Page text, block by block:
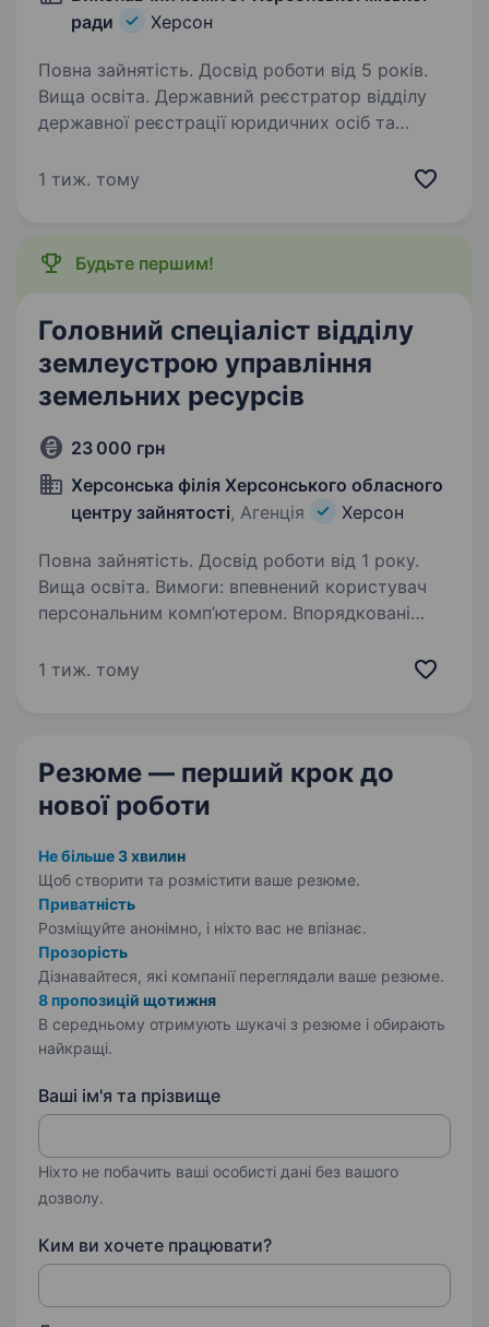
ради
Херсон
Повна зайнятість. Досвід роботи від 5 років.
Вища освіта. Державний реєстратор відділу
державної реєстрації юридичних осіб та
адміністративних послуг Херсонської міської
1 тиж. тому
Будьте першим!
Головний спеціаліст відділу
землеустрою управління
земельних ресурсів
23 000 грн
Херсонська філія Херсонського обласного
центру зайнятості, Агенція Херсон
Повна зайнятість. Досвід роботи від 1 року.
Вища освіта. Вимоги: впевнений користувач
персональним комп’ютером. Впорядковані
5 -денний робочий день. Обов’язки: прийом і
1 тиж. тому
Резюме — перший крок до
нової роботи
Не більше 3 хвилин
Щоб створити та розмістити ваше резюме.
Приватність
Розміщуйте анонімно, і ніхто вас не впізнає.
Прозорість
Дізнавайтеся, які компанії переглядали ваше резюме.
8 пропозицій щотижня
В середньому отримують шукачі з резюме і обирають
найкращі.
Ваші ім'я та прізвище
Ніхто не побачить ваші особисті дані без вашого
дозволу.
Ким ви хочете працювати?